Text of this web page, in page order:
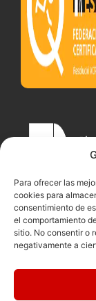
Para ofrecer las
cookies para
consentimiento de
el comportamiento
sitio. No consentir o
negativamente a